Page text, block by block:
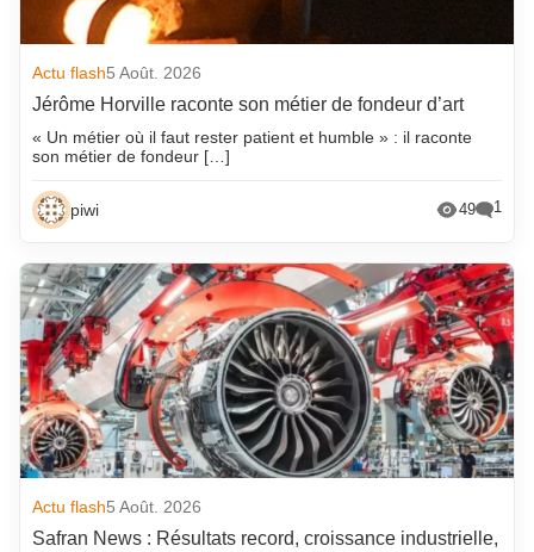
Actu flash5 Août. 2026
Jérôme Horville raconte son métier de fondeur d’art
« Un métier où il faut rester patient et humble » : il raconte
son métier de fondeur […]
piwi 49 1
Actu flash5 Août. 2026
Safran News : Résultats record, croissance industrielle,